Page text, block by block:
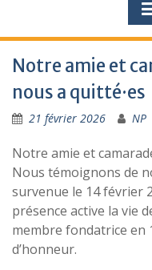
Notre amie et
nous a quitté·es
21 février 2026 NP
Notre amie et
Nous témoignons de
survenue le 14 février
présence active la vie
membre fondatrice en
d’honneur.